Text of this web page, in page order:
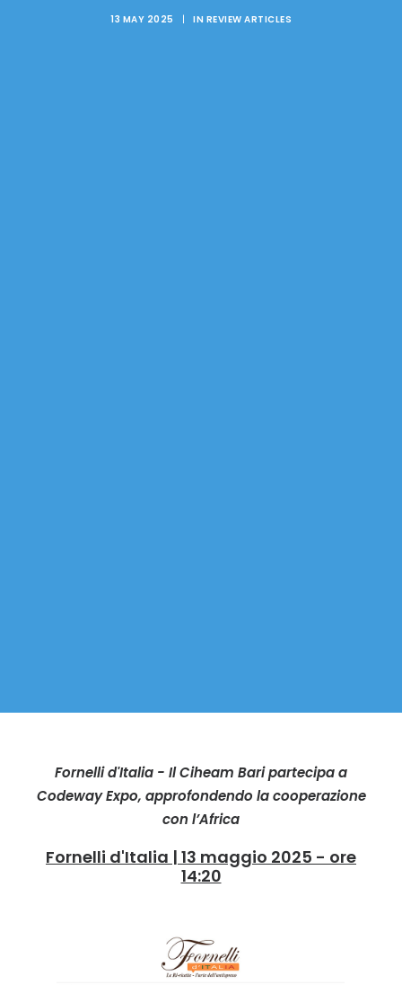
13 MAY 2025 | IN REVIEW ARTICLES
Fornelli d'Italia - Il Ciheam Bari partecipa a
Codeway Expo, approfondendo la cooperazione
con l’Africa
Fornelli d'Italia | 13 maggio 2025 - ore
14:20